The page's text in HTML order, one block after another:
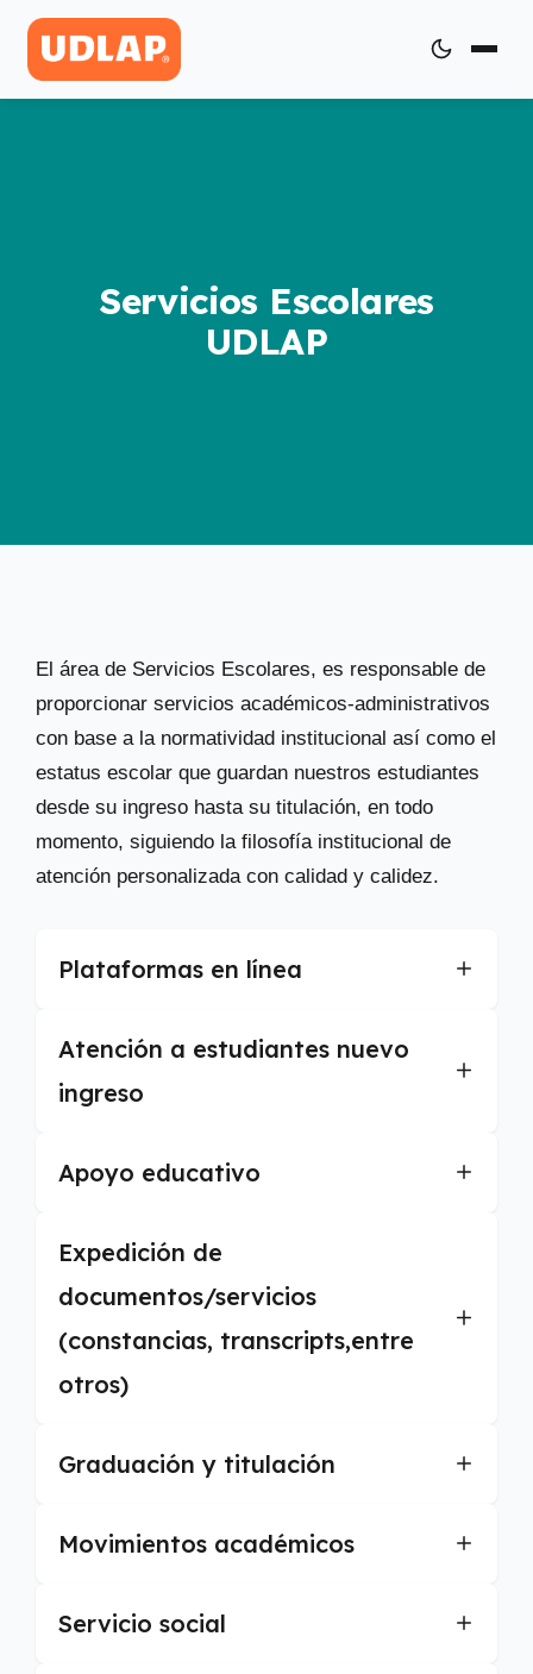
Servicios Escolares
UDLAP
El área de Servicios Escolares, es responsable de
proporcionar servicios académicos-administrativos
con base a la normatividad institucional así como el
estatus escolar que guardan nuestros estudiantes
desde su ingreso hasta su titulación, en todo
momento, siguiendo la filosofía institucional de
atención personalizada con calidad y calidez.
Plataformas en línea
Atención a estudiantes nuevo
ingreso
Apoyo educativo
Expedición de
documentos/servicios
(constancias, transcripts,entre
otros)
Graduación y titulación
Movimientos académicos
Servicio social